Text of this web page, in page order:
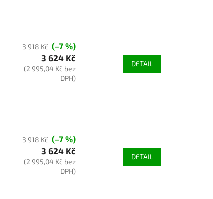
3 918 Kč (–7 %)
3 624 Kč
(2 995,04 Kč bez
DPH)
DETAIL
3 918 Kč (–7 %)
3 624 Kč
(2 995,04 Kč bez
DPH)
DETAIL